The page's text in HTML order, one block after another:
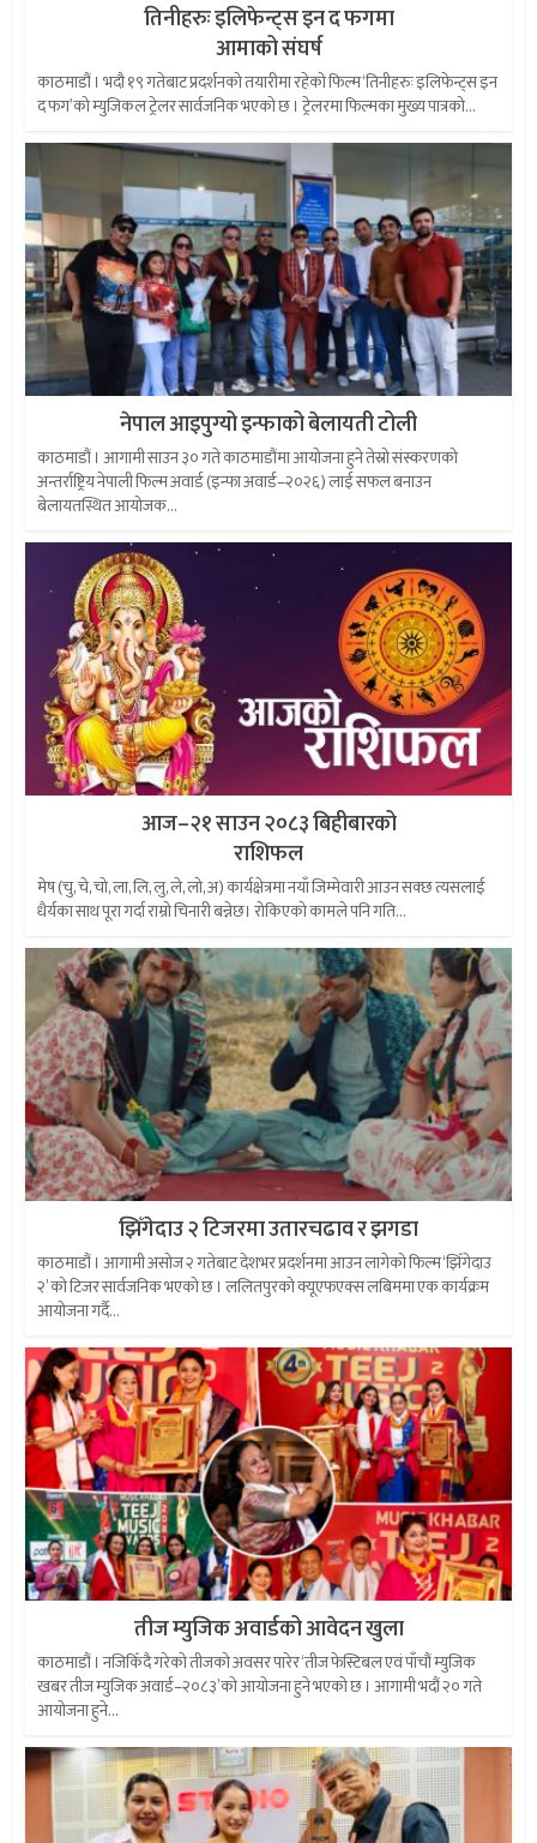
तिनीहरुः इलिफेन्ट्स इन द फगमा
आमाको संघर्ष
काठमाडौं । भदौ १९ गतेबाट प्रदर्शनको तयारीमा रहेको फिल्म ‘तिनीहरुः इलिफेन्ट्स इन
द फग’को म्युजिकल ट्रेलर सार्वजनिक भएको छ । ट्रेलरमा फिल्मका मुख्य पात्रको...
नेपाल आइपुग्यो इन्फाको बेलायती टोली
काठमाडौं । आगामी साउन ३० गते काठमाडौंमा आयोजना हुने तेस्रो संस्करणको
अन्तर्राष्ट्रिय नेपाली फिल्म अवार्ड (इन्फा अवार्ड–२०२६) लाई सफल बनाउन
बेलायतस्थित आयोजक...
आज–२१ साउन २०८३ बिहीबारको
राशिफल
मेष (चु, चे, चो, ला, लि, लु, ले, लो, अ) कार्यक्षेत्रमा नयाँ जिम्मेवारी आउन सक्छ त्यसलाई
धैर्यका साथ पूरा गर्दा राम्रो चिनारी बन्नेछ। रोकिएको कामले पनि गति...
झिँगेदाउ २ टिजरमा उतारचढाव र झगडा
काठमाडौं । आगामी असोज २ गतेबाट देशभर प्रदर्शनमा आउन लागेको फिल्म ‘झिँगेदाउ
२’ को टिजर सार्वजनिक भएको छ । ललितपुरको क्यूएफएक्स लबिममा एक कार्यक्रम
आयोजना गर्दै...
तीज म्युजिक अवार्डको आवेदन खुला
काठमाडौं । नजिकिँदै गरेको तीजको अवसर पारेर ‘तीज फेस्टिबल एवं पाँचौं म्युजिक
खबर तीज म्युजिक अवार्ड–२०८३’को आयोजना हुने भएको छ । आगामी भदौं २० गते
आयोजना हुने...